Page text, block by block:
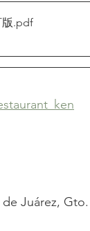
.pdf
Juárez, Gto.